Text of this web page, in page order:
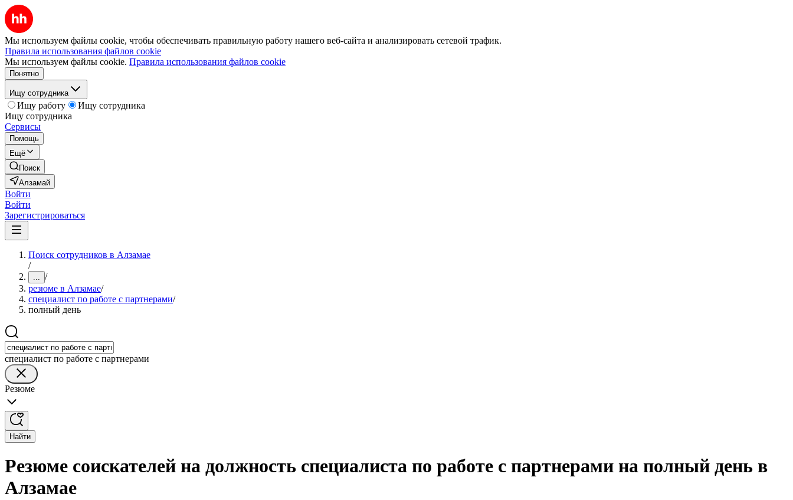
Мы используем файлы cookie, чтобы обеспечивать правильную работу нашего веб-сайта и анализировать сетевой трафик.
Правила использования файлов cookie
Мы используем файлы cookie. Правила использования файлов cookie
Понятно
Ищу сотрудника
Ищу работу
Ищу сотрудника
Ищу сотрудника
Сервисы
Помощь
Ещё
Поиск
Алзамай
Войти
Войти
Зарегистрироваться
Поиск сотрудников в Алзамае
/
... /
резюме в Алзамае/
специалист по работе с партнерами/
полный день
специалист по работе с партнерами
Резюме
Найти
Резюме соискателей на должность специалиста по работе с партнерами на полный день в
Алзамае